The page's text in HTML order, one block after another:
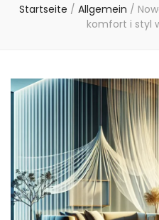
Startseite / Allgemein /
komfort i styl